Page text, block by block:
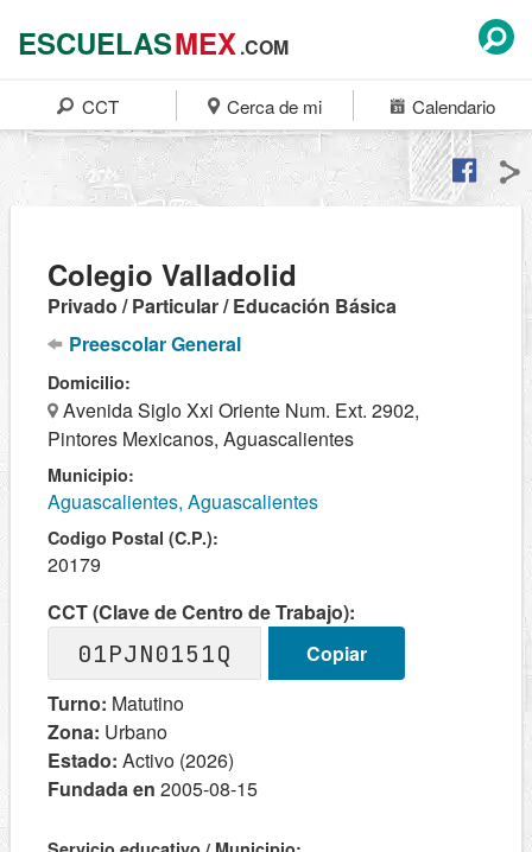
ESCUELASMEX.COM
CCT Cerca de mi Calendario
Colegio Valladolid
Privado / Particular / Educación Básica
Preescolar General
Domicilio:
Avenida Siglo Xxi Oriente Num. Ext. 2902,
Pintores Mexicanos, Aguascalientes
Municipio:
Aguascalientes, Aguascalientes
Codigo Postal (C.P.):
20179
CCT (Clave de Centro de Trabajo):
01PJN0151Q
Copiar
Turno: Matutino
Zona: Urbano
Estado: Activo (2026)
Fundada en 2005-08-15